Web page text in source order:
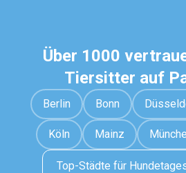
Über 1000
Tiersitter auf
Berlin Bonn
Köln Mainz
Top-Städte für